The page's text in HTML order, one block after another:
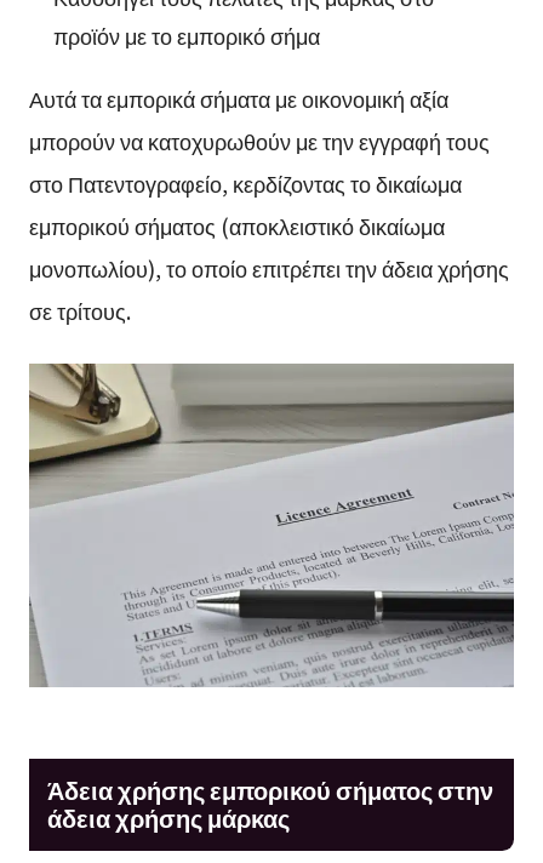
προϊόν με το εμπορικό σήμα
Αυτά τα εμπορικά σήματα με οικονομική αξία
μπορούν να κατοχυρωθούν με την εγγραφή τους
στο Πατεντογραφείο, κερδίζοντας το δικαίωμα
εμπορικού σήματος (αποκλειστικό δικαίωμα
μονοπωλίου), το οποίο επιτρέπει την άδεια χρήσης
σε τρίτους.
Άδεια χρήσης εμπορικού σήματος στην
άδεια χρήσης μάρκας